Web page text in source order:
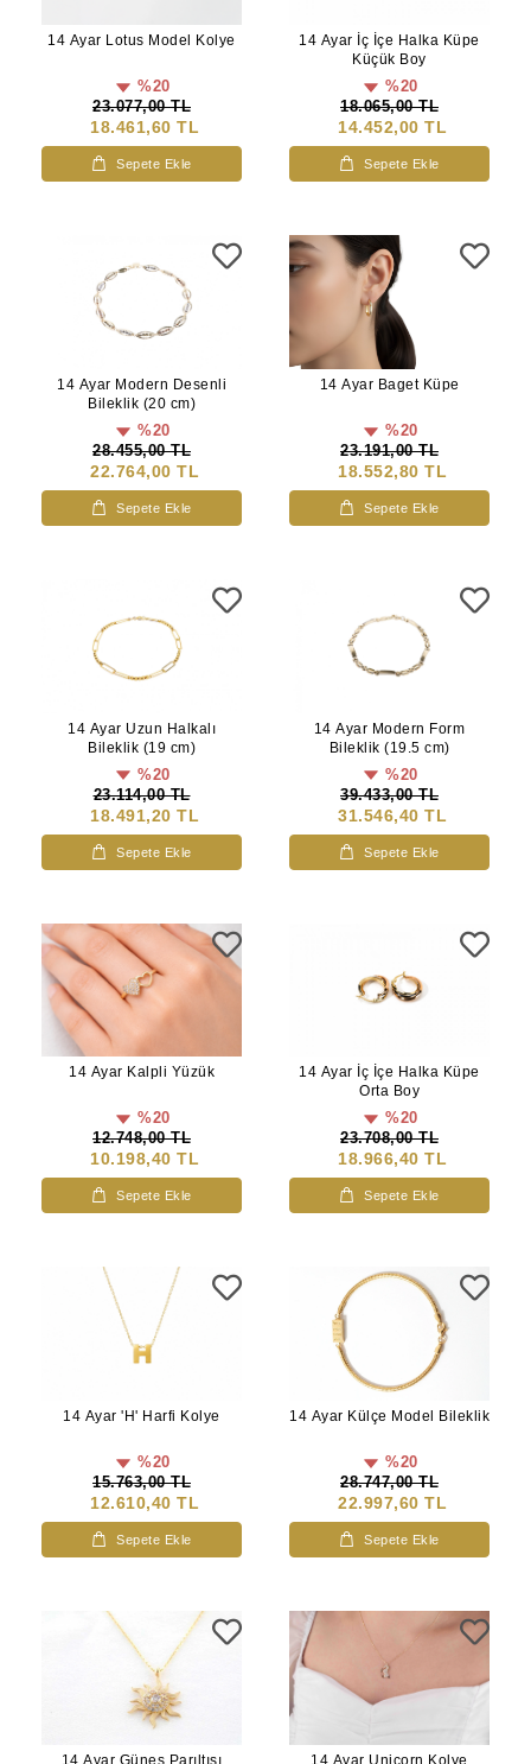
14 Ayar Lotus Model Kolye
%20
23.077,00 TL
18.461,60 TL
Sepete Ekle
14 Ayar İç İçe Halka Küpe
Küçük Boy
%20
18.065,00 TL
14.452,00 TL
Sepete Ekle
14 Ayar Modern Desenli
Bileklik (20 cm)
%20
28.455,00 TL
22.764,00 TL
Sepete Ekle
14 Ayar Baget Küpe
%20
23.191,00 TL
18.552,80 TL
Sepete Ekle
14 Ayar Uzun Halkalı
Bileklik (19 cm)
%20
23.114,00 TL
18.491,20 TL
Sepete Ekle
14 Ayar Modern Form
Bileklik (19.5 cm)
%20
39.433,00 TL
31.546,40 TL
Sepete Ekle
14 Ayar Kalpli Yüzük
%20
12.748,00 TL
10.198,40 TL
Sepete Ekle
14 Ayar İç İçe Halka Küpe
Orta Boy
%20
23.708,00 TL
18.966,40 TL
Sepete Ekle
14 Ayar 'H' Harfi Kolye
%20
15.763,00 TL
12.610,40 TL
Sepete Ekle
14 Ayar Külçe Model Bileklik
%20
28.747,00 TL
22.997,60 TL
Sepete Ekle
14 Ayar Güneş Parıltısı
14 Ayar Unicorn Kolye